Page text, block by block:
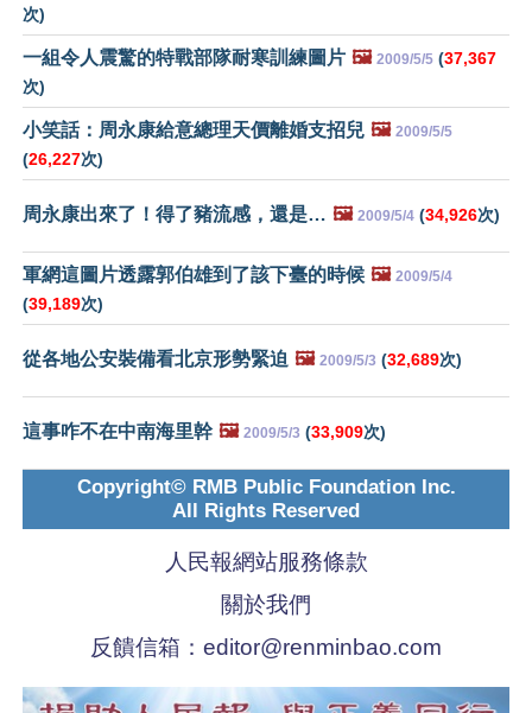
次)
一組令人震驚的特戰部隊耐寒訓練圖片 🖼️ 2009/5/5 (37,367
次)
小笑話：周永康給意總理天價離婚支招兒 🖼️ 2009/5/5
(26,227次)
周永康出來了！得了豬流感，還是… 🖼️ 2009/5/4 (34,926次)
軍網這圖片透露郭伯雄到了該下臺的時候 🖼️ 2009/5/4
(39,189次)
從各地公安裝備看北京形勢緊迫 🖼️ 2009/5/3 (32,689次)
這事咋不在中南海里幹 🖼️ 2009/5/3 (33,909次)
Copyright© RMB Public Foundation Inc.
All Rights Reserved
人民報網站服務條款
關於我們
反饋信箱： editor@renminbao.com